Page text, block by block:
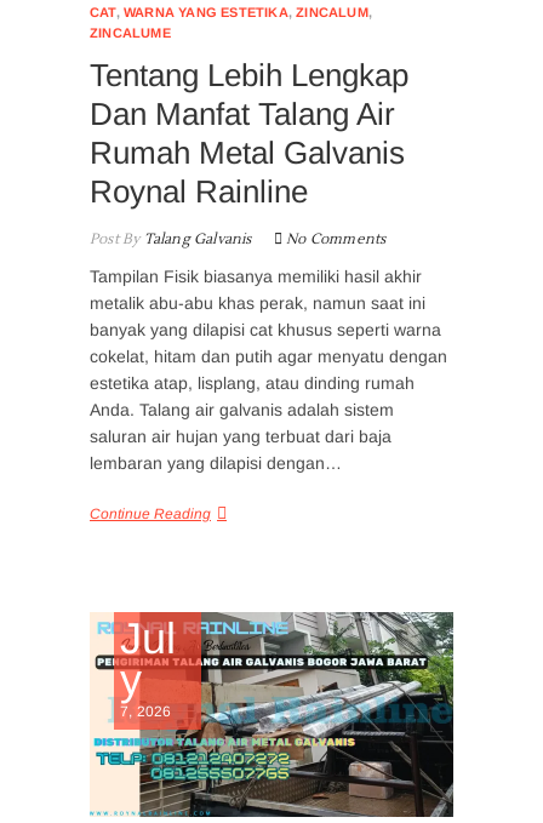
CAT,WARNA YANG ESTETIKA,ZINCALUM,
ZINCALUME
Tentang Lebih Lengkap
Dan Manfat Talang Air
Rumah Metal Galvanis
Roynal Rainline
Post ByTalang Galvanis No Comments
Tampilan Fisik biasanya memiliki hasil akhir
metalik abu-abu khas perak, namun saat ini
banyak yang dilapisi cat khusus seperti warna
cokelat, hitam dan putih agar menyatu dengan
estetika atap, lisplang, atau dinding rumah
Anda. Talang air galvanis adalah sistem
saluran air hujan yang terbuat dari baja
lembaran yang dilapisi dengan…
Continue Reading
Jul
y
7, 2026